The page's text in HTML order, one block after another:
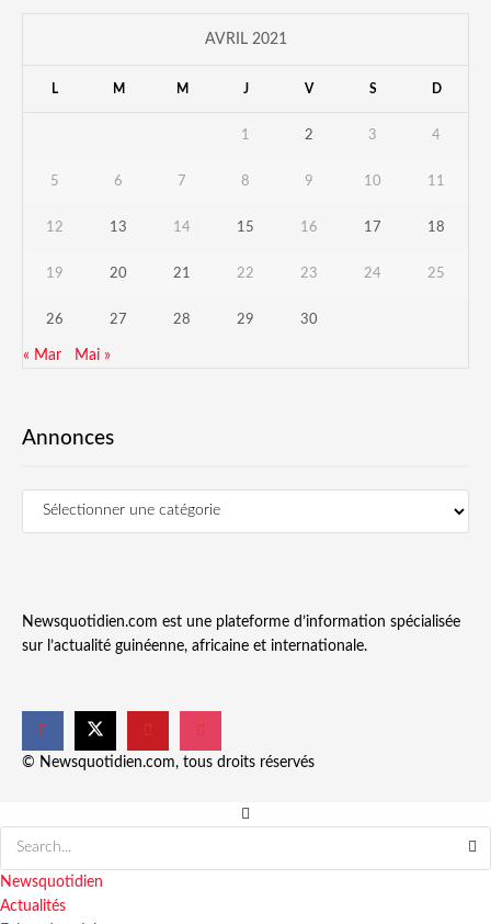
AVRIL 2021
L M M J V S D
1 2 3 4
5 6 7 8 9 10 11
12 13 14 15 16 17 18
19 20 21 22 23 24 25
26 27 28 29 30
« Mar Mai »
Annonces
Newsquotidien.com est une plateforme d’information spécialisée
sur l’actualité guinéenne, africaine et internationale.
© Newsquotidien.com, tous droits réservés
Newsquotidien
Actualités